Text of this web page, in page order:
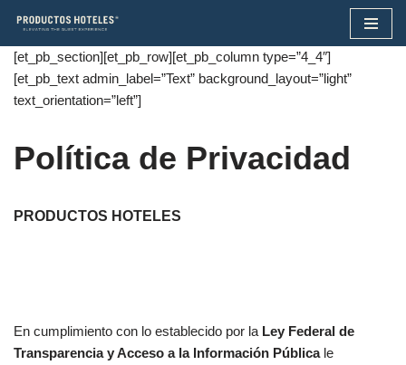
Skip
to
content
[et_pb_section][et_pb_row][et_pb_column type=”4_4″]
[et_pb_text admin_label=”Text” background_layout=”light”
text_orientation=”left”]
Política de Privacidad
PRODUCTOS HOTELES
En cumplimiento con lo establecido por la Ley Federal de
Transparencia y Acceso a la Información Públicale